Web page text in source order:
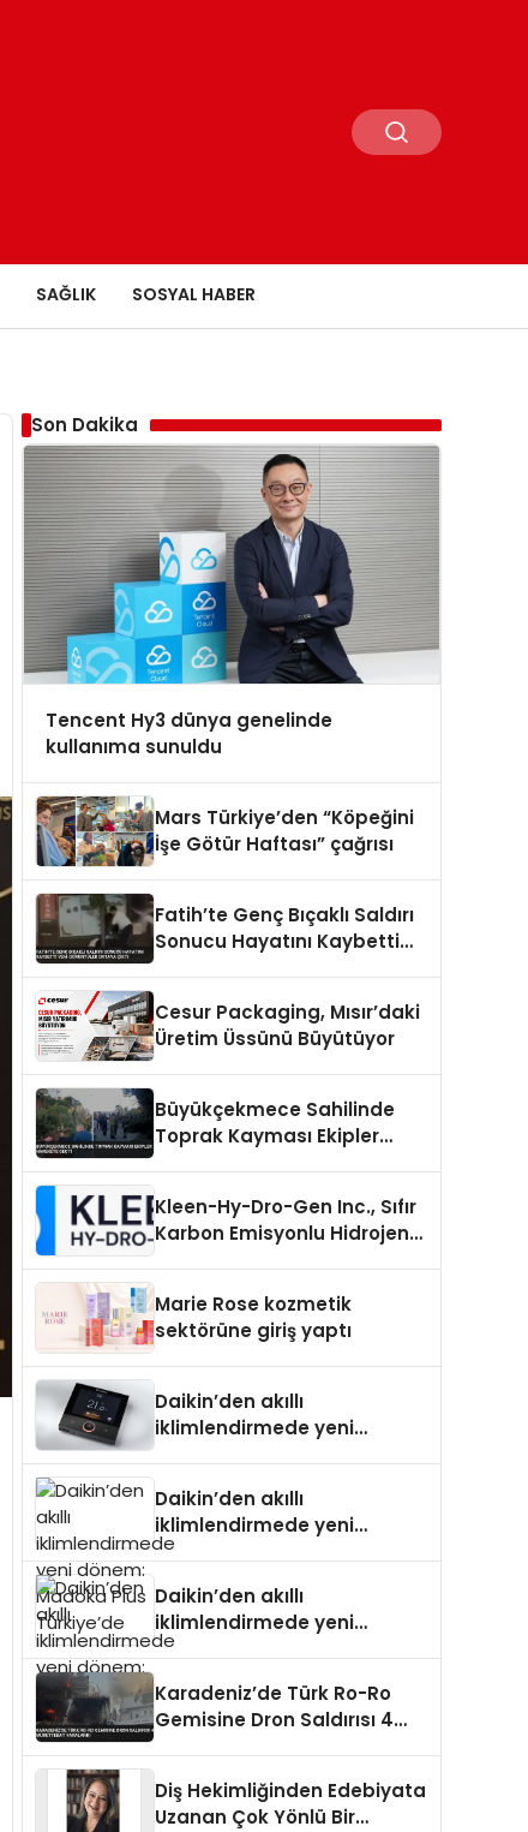
SAĞLIK SOSYAL HABER
Son Dakika
Tencent Hy3 dünya genelinde
kullanıma sunuldu
Mars Türkiye’den “Köpeğini
İşe Götür Haftası” çağrısı
Fatih’te Genç Bıçaklı Saldırı
Sonucu Hayatını Kaybetti
Cesur Packaging, Mısır’daki
Üretim Üssünü Büyütüyor
Büyükçekmece Sahilinde
Toprak Kayması Ekipler
Kleen-Hy-Dro-Gen Inc., Sıfır
Karbon Emisyonlu Hidrojen
Aldı
Marie Rose kozmetik
sektörüne giriş yaptı
Daikin’den akıllı
iklimlendirmede yeni
Daikin’den akıllı
iklimlendirmede yeni
dönem: Madoka Plus
Daikin’den akıllı
iklimlendirmede yeni
dönem: Madoka Plus
Karadeniz’de Türk Ro-Ro
Gemisine Dron Saldırısı 4
Diş Hekimliğinden Edebiyata
Uzanan Çok Yönlü Bir